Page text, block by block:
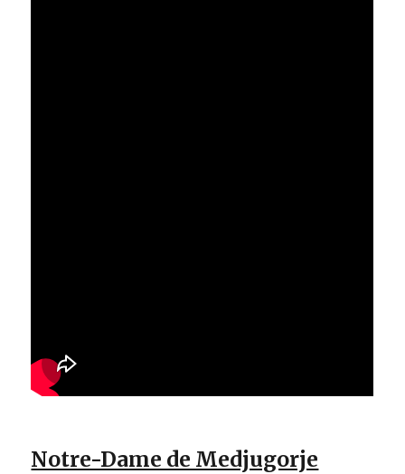
Notre-Dame de Medjugorje